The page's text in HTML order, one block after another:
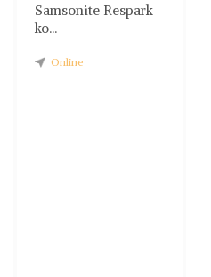
Samsonite Respark
ko...
Online